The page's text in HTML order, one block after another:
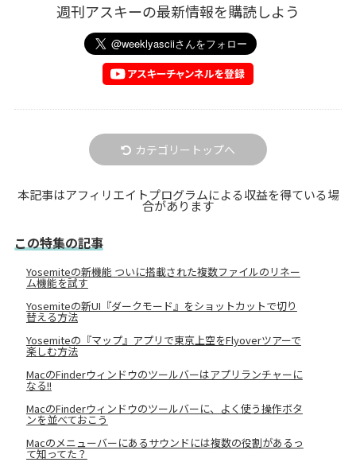
週刊アスキーの最新情報を購読しよう
カテゴリートップへ
本記事はアフィリエイトプログラムによる収益を得ている場
合があります
この特集の記事
Yosemiteの新機能 ついに搭載された複数ファイルのリネー
ム機能を試す
Yosemiteの新UI『ダークモード』をショットカットで切り
替える方法
Yosemiteの『マップ』アプリで東京上空をFlyoverツアーで
楽しむ方法
MacのFinderウィンドウのツールバーはアプリランチャーに
なる!!
MacのFinderウィンドウのツールバーに、よく使う操作ボタ
ンを並べておこう
Macのメニューバーにあるサウンドには複数の役割があるっ
て知ってた？